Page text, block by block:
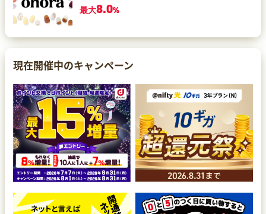
最大8.0%
現在開催中のキャンペーン